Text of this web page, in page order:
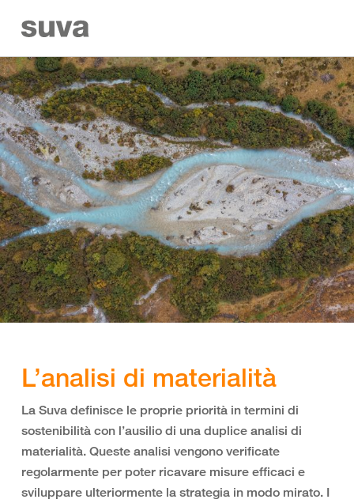
L’analisi di materialità
La Suva definisce le proprie priorità in termini di
sostenibilità con l’ausilio di una duplice analisi di
materialità. Queste analisi vengono verificate
regolarmente per poter ricavare misure efficaci e
sviluppare ulteriormente la strategia in modo mirato. I